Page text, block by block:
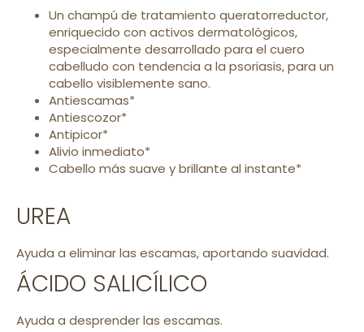
Un champú de tratamiento queratorreductor,
enriquecido con activos dermatológicos,
especialmente desarrollado para el cuero
cabelludo con tendencia a la psoriasis, para un
cabello visiblemente sano.
Antiescamas*
Antiescozor*
Antipicor*
Alivio inmediato*
Cabello más suave y brillante al instante*
UREA
Ayuda a eliminar las escamas, aportando suavidad.
ÁCIDO SALICÍLICO
Ayuda a desprender las escamas.